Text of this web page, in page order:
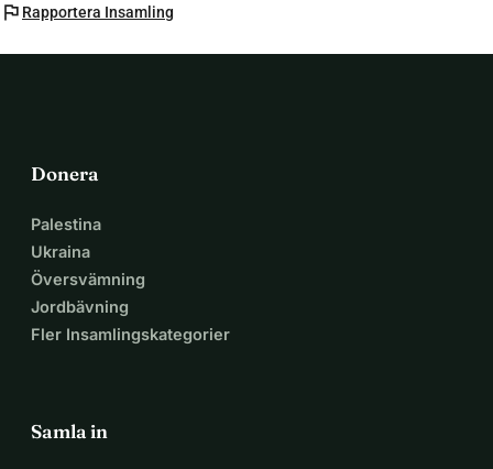
flag Rapportera Insamling
Donera
Palestina
Ukraina
Översvämning
Jordbävning
Fler Insamlingskategorier
Samla in